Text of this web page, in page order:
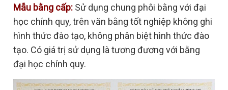
Mẫu bằng cấp: Sử dụng chung phôi bằng với đại
học chính quy, trên văn bằng tốt nghiệp không ghi
hình thức đào tạo, không phân biệt hình thức đào
tạo. Có giá trị sử dụng là tương đương với bằng
đại học chính quy.